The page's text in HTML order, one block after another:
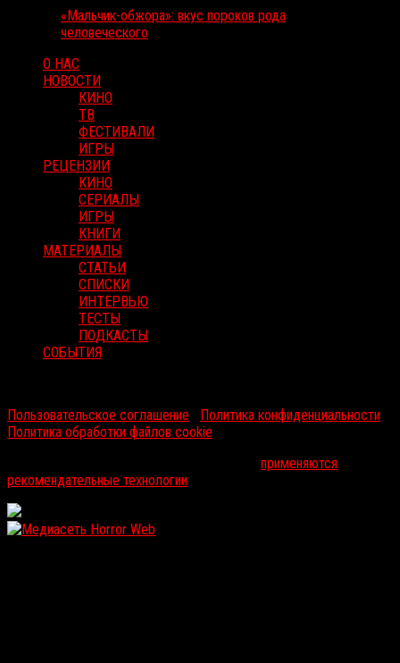
«Мальчик-обжора»: вкус пороков рода
человеческого
О НАС
НОВОСТИ
КИНО
ТВ
ФЕСТИВАЛИ
ИГРЫ
РЕЦЕНЗИИ
КИНО
СЕРИАЛЫ
ИГРЫ
КНИГИ
МАТЕРИАЛЫ
СТАТЬИ
СПИСКИ
ИНТЕРВЬЮ
ТЕСТЫ
ПОДКАСТЫ
СОБЫТИЯ
Пользовательское соглашение
Политика конфиденциальности
Политика обработки файлов cookie
применяются
рекомендательные технологии